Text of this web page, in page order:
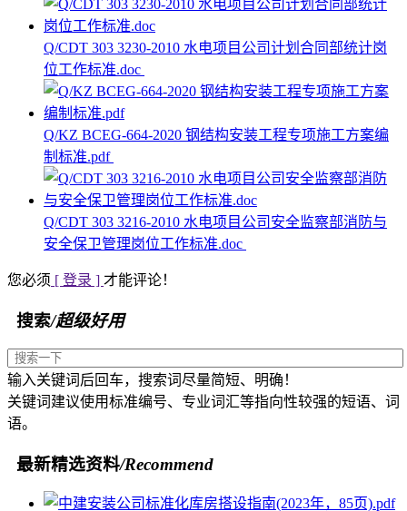
Q/CDT 303 3230-2010 水电项目公司计划合同部统计岗
位工作标准.doc
Q/KZ BCEG-664-2020 钢结构安装工程专项施工方案编
制标准.pdf
Q/CDT 303 3216-2010 水电项目公司安全监察部消防与
安全保卫管理岗位工作标准.doc
您必须 [ 登录 ] 才能评论！
搜索/超级好用
输入关键词后回车，搜索词尽量简短、明确！
关键词建议使用标准编号、专业词汇等指向性较强的短语、词
语。
最新精选资料/Recommend